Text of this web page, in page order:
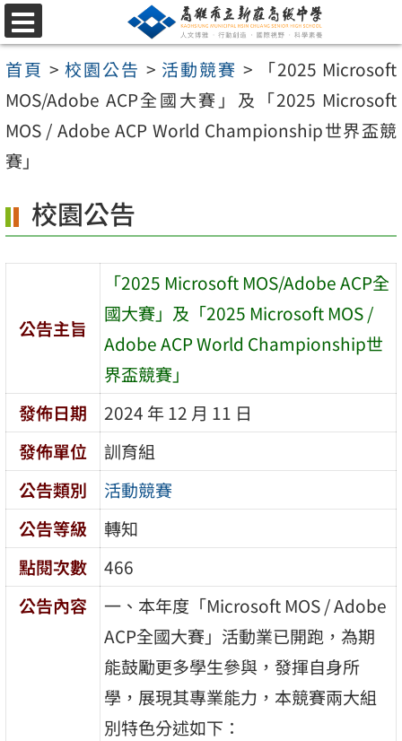
跳
至
主
要
內
容
選
單
首頁 > 校園公告 > 活動競賽 >
「2025 Microsoft
MOS/Adobe ACP全國大賽」及「2025 Microsoft
MOS / Adobe ACP World Championship世界盃競
賽」
校園公告
公告主旨
「2025 Microsoft MOS/Adobe ACP全
國大賽」及「2025 Microsoft MOS /
Adobe ACP World Championship世
界盃競賽」
發佈日期
2024 年 12 月 11 日
發佈單位
訓育組
公告類別
活動競賽
公告等級
轉知
點閱次數
466
公告內容
一、本年度「Microsoft MOS / Adobe
ACP全國大賽」活動業已開跑，為期
能鼓勵更多學生參與，發揮自身所
學，展現其專業能力，本競賽兩大組
別特色分述如下：